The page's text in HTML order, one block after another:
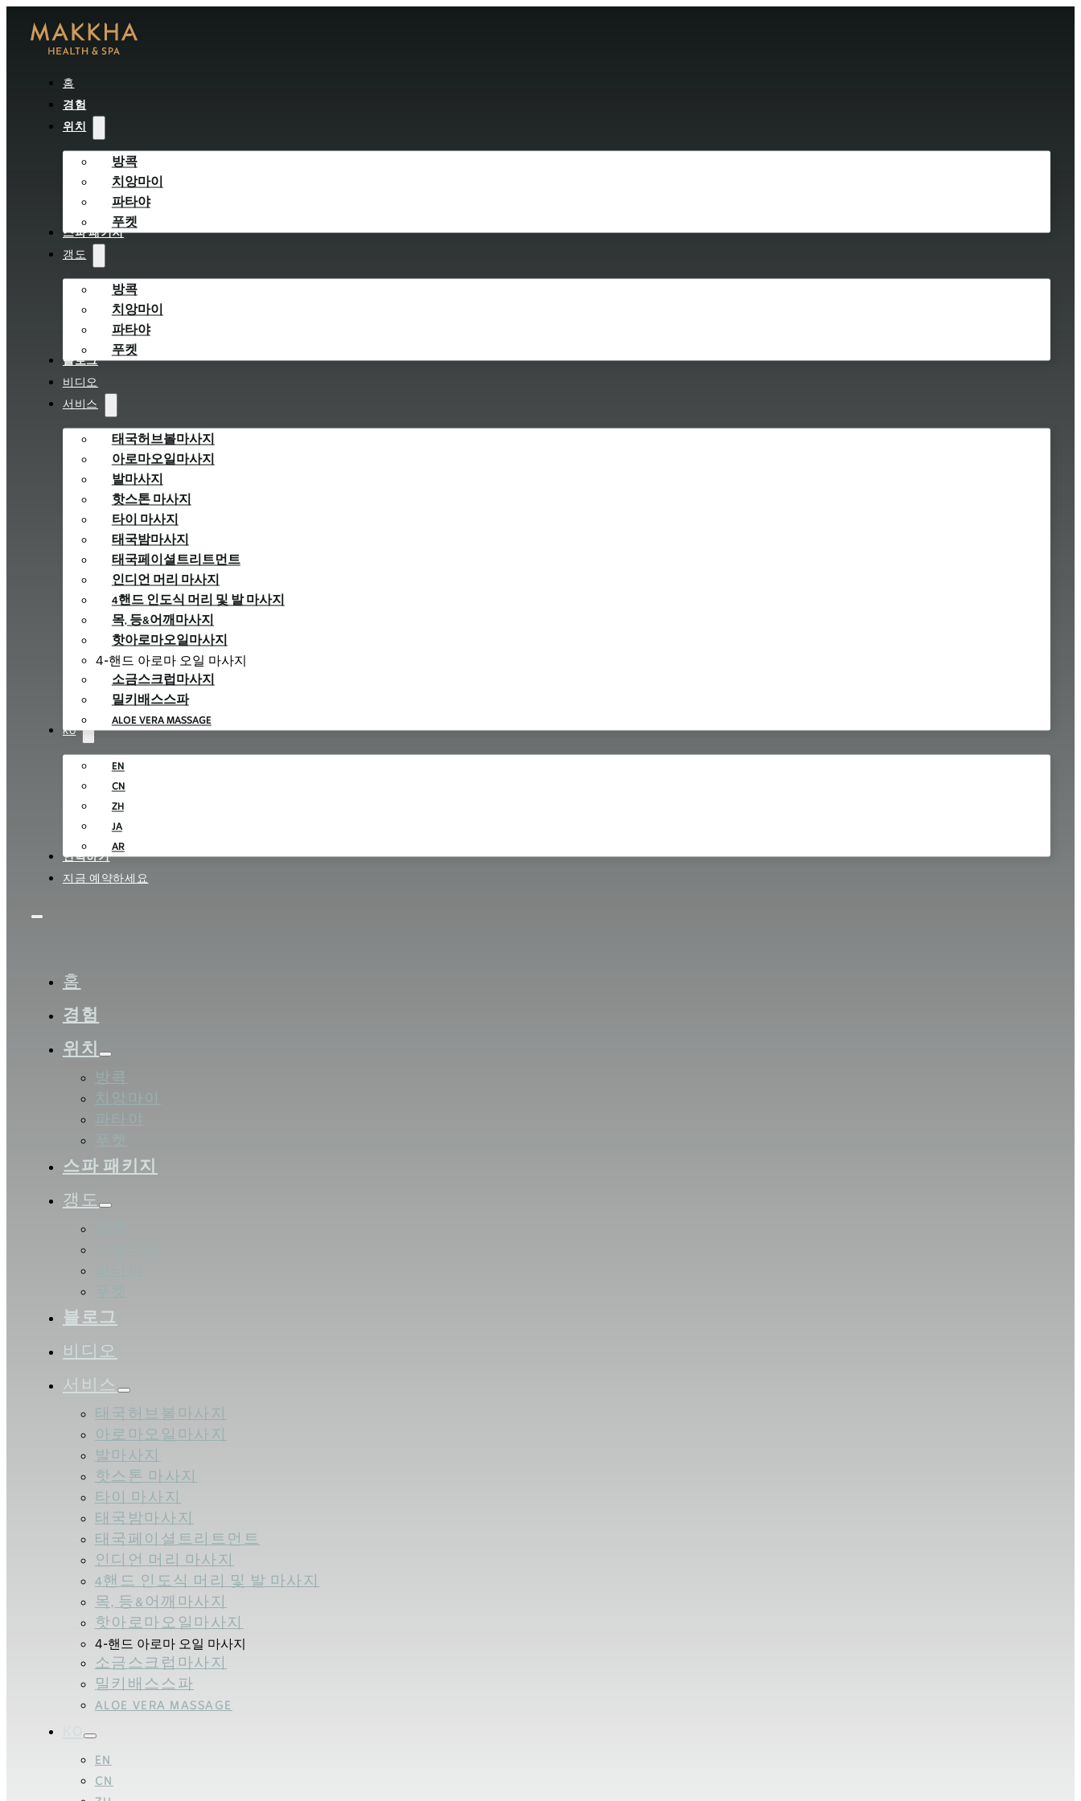
홈
경험
위치
방콕
치앙마이
파타야
푸켓
스파 패키지
갱도
방콕
치앙마이
파타야
푸켓
블로그
비디오
서비스
태국허브볼마사지
아로마오일마사지
발마사지
핫스톤 마사지
타이 마사지
태국밤마사지
태국페이셜트리트먼트
인디언 머리 마사지
4핸드 인도식 머리 및 발 마사지
목, 등&어깨마사지
핫아로마오일마사지
4-핸드 아로마 오일 마사지
소금스크럽마사지
밀키배스스파
ALOE VERA MASSAGE
KO
EN
CN
ZH
JA
AR
연락하기
지금 예약하세요
홈
경험
위치
방콕
스파 패키지
갱도
블로그
비디오
서비스
태국허브볼마사지
아로마오일마사지
발마사지
핫스톤 마사지
타이 마사지
태국밤마사지
태국페이셜트리트먼트
인디언 머리 마사지
4핸드 인도식 머리 및 발 마사지
목, 등&어깨마사지
핫아로마오일마사지
4-핸드 아로마 오일 마사지
소금스크럽마사지
밀키배스스파
ALOE VERA MASSAGE
KO
EN
CN